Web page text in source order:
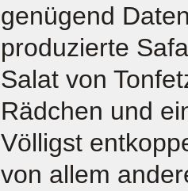
genügend
produzierte
Salat von
Rädchen und
Völligst
von allem